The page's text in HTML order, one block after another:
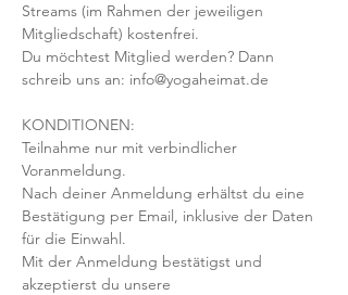
Streams (im Rahmen der jeweiligen
Mitgliedschaft) kostenfrei.
Du möchtest Mitglied werden? Dann
schreib uns an: info@yogaheimat.de
KONDITIONEN:
Teilnahme nur mit verbindlicher
Voranmeldung.
Nach deiner Anmeldung erhältst du eine
Bestätigung per Email, inklusive der Daten
für die Einwahl.
Mit der Anmeldung bestätigst und
akzeptierst du unsere